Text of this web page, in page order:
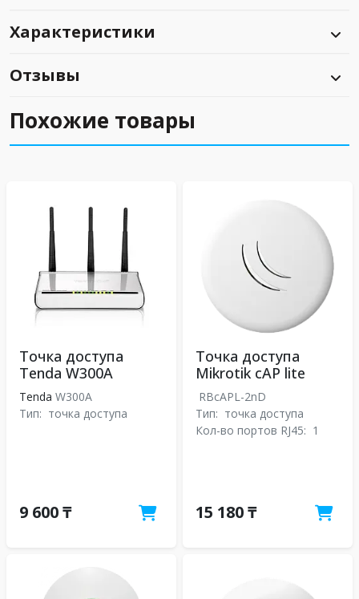
Характеристики
Отзывы
Похожие товары
Точка доступа
Tenda W300A
Tenda W300A
Тип: точка доступа
9 600 ₸
Точка доступа
Mikrotik cAP lite
RBcAPL-2nD
Тип: точка доступа
Кол-во портов RJ45: 1
15 180 ₸